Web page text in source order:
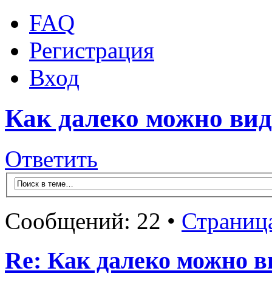
FAQ
Регистрация
Вход
Как далеко можно
Ответить
Сообщений: 22 •
Re: Как далеко можно